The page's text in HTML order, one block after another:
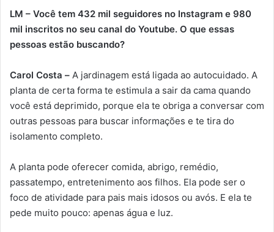
LM – Você tem 432 mil seguidores no Instagram e 980
mil inscritos no seu canal do Youtube. O que essas
pessoas estão buscando?
Carol Costa – A jardinagem está ligada ao autocuidado. A
planta de certa forma te estimula a sair da cama quando
você está deprimido, porque ela te obriga a conversar com
outras pessoas para buscar informações e te tira do
isolamento completo.
A planta pode oferecer comida, abrigo, remédio,
passatempo, entretenimento aos filhos. Ela pode ser o
foco de atividade para pais mais idosos ou avós. E ela te
pede muito pouco: apenas água e luz.